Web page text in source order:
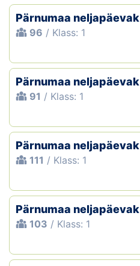
Pärnumaa neljapäevak
96 / Klass: 1
Pärnumaa neljapäevak
91 / Klass: 1
Pärnumaa neljapäevak
111 / Klass: 1
Pärnumaa neljapäevak
103 / Klass: 1